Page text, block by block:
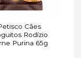
Cães
Rodízio
Purina 65g